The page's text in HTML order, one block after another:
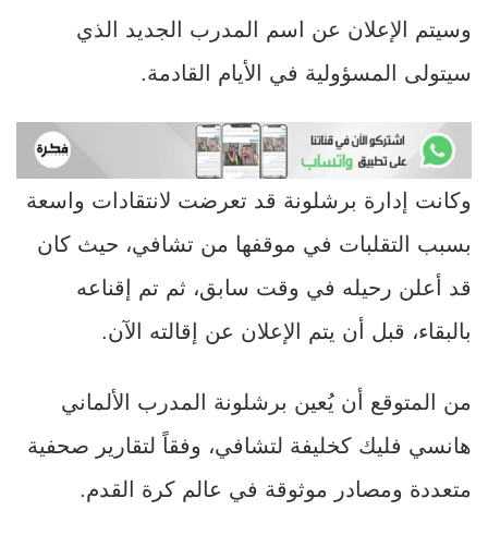
وسيتم الإعلان عن اسم المدرب الجديد الذي
سيتولى المسؤولية في الأيام القادمة.
وكانت إدارة برشلونة قد تعرضت لانتقادات واسعة
بسبب التقلبات في موقفها من تشافي، حيث كان
قد أعلن رحيله في وقت سابق، ثم تم إقناعه
بالبقاء، قبل أن يتم الإعلان عن إقالته الآن.
من المتوقع أن يُعين برشلونة المدرب الألماني
هانسي فليك كخليفة لتشافي، وفقاً لتقارير صحفية
متعددة ومصادر موثوقة في عالم كرة القدم.